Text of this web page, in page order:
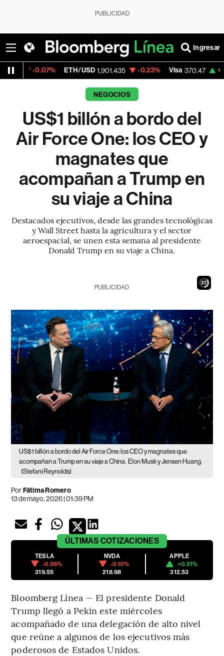
PUBLICIDAD
Ingresar
ETH/USD 1,901.435 -0.23% Visa 370.47 +0.52%
NEGOCIOS
US$1 billón a bordo del
Air Force One: los CEO y
magnates que
acompañan a Trump en
su viaje a China
Destacados ejecutivos, desde las grandes tecnológicas
y Wall Street hasta la agricultura y el sector
aeroespacial, se unen esta semana al presidente
Donald Trump en su viaje a China.
21
PUBLICIDAD
US$1 billón a bordo del Air Force One: los CEO y magnates que
acompañan a Trump en su viaje a China. Elon Musk y Jensen Huang.
(Stefani Reynolds)
PorFátima Romero
13 de mayo, 2026 | 01:39 PM
ÚLTIMAS COTIZACIONES
TESLA
-0.56%
319.55
NVDA
-0.10%
218.98
APPLE
+0.51%
312.53
Bloomberg Línea — El presidente Donald
Trump llegó a Pekín este miércoles
acompañado de una delegación de alto nivel
que reúne a algunos de los ejecutivos más
poderosos de Estados Unidos.